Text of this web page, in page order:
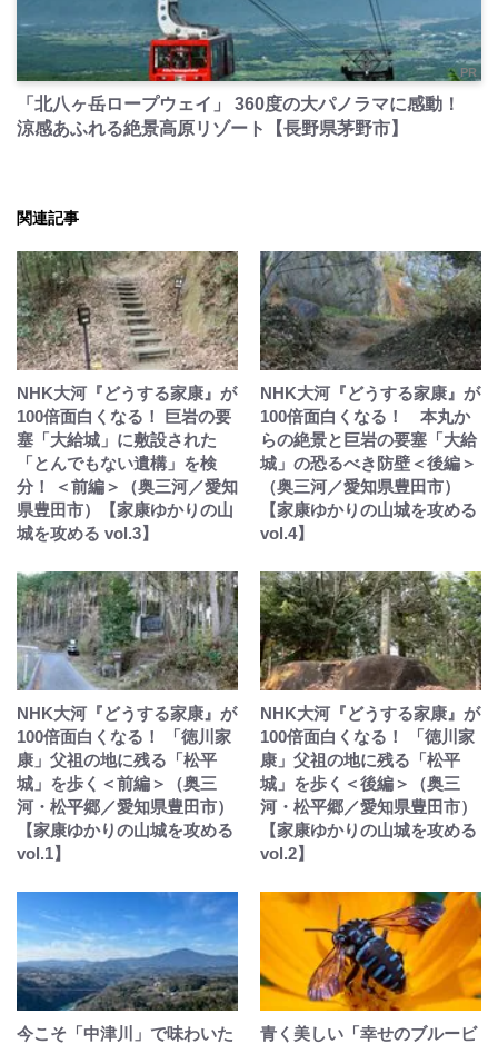
PR
「北八ヶ岳ロープウェイ」 360度の大パノラマに感動！
涼感あふれる絶景高原リゾート【長野県茅野市】
関連記事
NHK大河『どうする家康』が
100倍面白くなる！ 巨岩の要
塞「大給城」に敷設された
「とんでもない遺構」を検
分！ ＜前編＞（奥三河／愛知
県豊田市）【家康ゆかりの山
城を攻める vol.3】
NHK大河『どうする家康』が
100倍面白くなる！ 本丸か
らの絶景と巨岩の要塞「大給
城」の恐るべき防壁＜後編＞
（奥三河／愛知県豊田市）
【家康ゆかりの山城を攻める
vol.4】
NHK大河『どうする家康』が
100倍面白くなる！ 「徳川家
康」父祖の地に残る「松平
城」を歩く＜前編＞（奥三
河・松平郷／愛知県豊田市）
【家康ゆかりの山城を攻める
vol.1】
NHK大河『どうする家康』が
100倍面白くなる！ 「徳川家
康」父祖の地に残る「松平
城」を歩く＜後編＞（奥三
河・松平郷／愛知県豊田市）
【家康ゆかりの山城を攻める
vol.2】
今こそ「中津川」で味わいた
青く美しい「幸せのブルービ